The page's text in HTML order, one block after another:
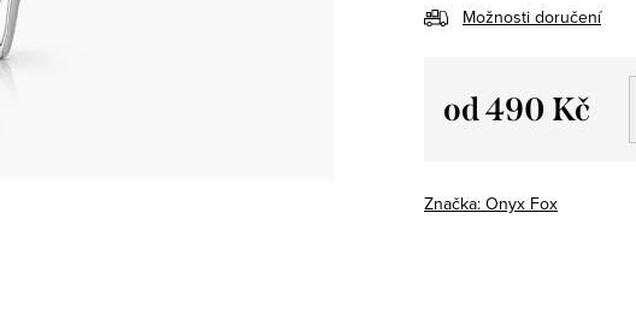
Možnosti doručení
od490 Kč
Značka: Onyx Fox